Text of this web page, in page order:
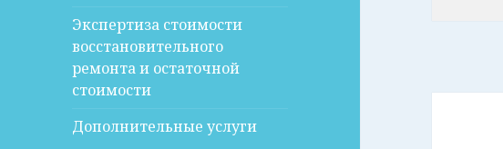
Экспертиза стоимости
восстановительного
ремонта и остаточной
стоимости
Дополнительные услуги